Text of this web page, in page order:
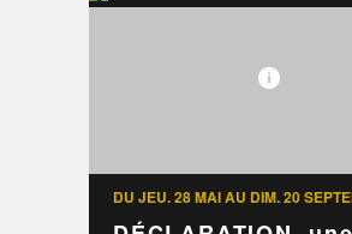
DU JEU. 28 MAI AU DIM. 20